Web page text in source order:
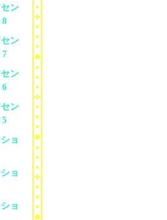
ン
ン
7
ン
ン
ョ
ョ
ョ